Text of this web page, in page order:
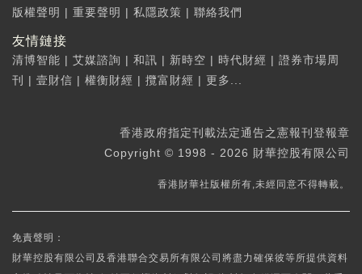
版權聲明 | 重要聲明 | 私隱政策 | 聯絡我們
友情鏈接
清博智能 | 艾媒諮詢 | 和訊 | 新時空 | 時代財經 | 證券市場周
刊
| 壹財信 | 權衡財經 | 攬富財經 | 更多...
香港政府指定刊載法定通告之憲報刊登報章
Copyright © 1998 - 2026 財華控股有限公司
香港財華社版權所有,未經同意不得轉載。
免責聲明：
財華控股有限公司及香港聯合交易所有限公司將盡力確保彼等所提供資料